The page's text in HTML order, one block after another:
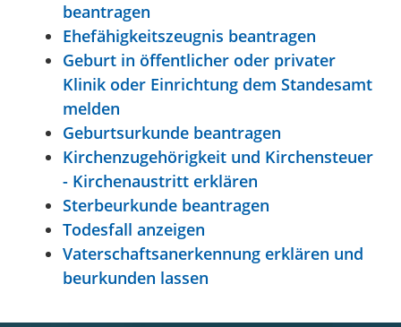
beantragen
Ehefähigkeitszeugnis beantragen
Geburt in öffentlicher oder privater
Klinik oder Einrichtung dem Standesamt
melden
Geburtsurkunde beantragen
Kirchenzugehörigkeit und Kirchensteuer
- Kirchenaustritt erklären
Sterbeurkunde beantragen
Todesfall anzeigen
Vaterschaftsanerkennung erklären und
beurkunden lassen